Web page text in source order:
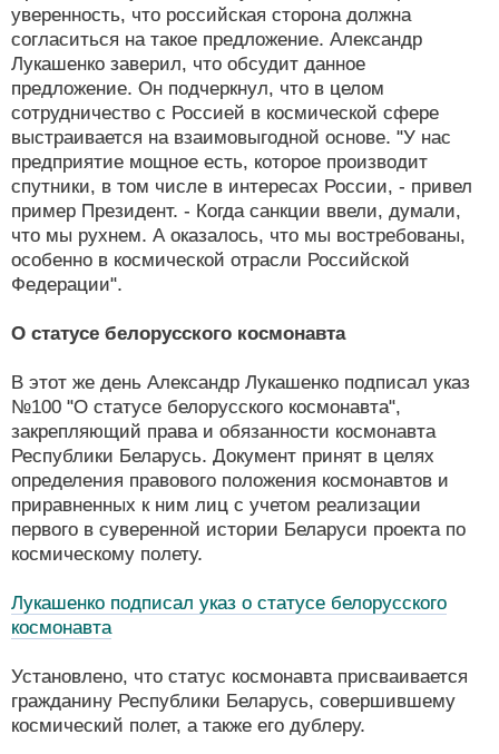
уверенность, что российская сторона должна
согласиться на такое предложение. Александр
Лукашенко заверил, что обсудит данное
предложение. Он подчеркнул, что в целом
сотрудничество с Россией в космической сфере
выстраивается на взаимовыгодной основе. "У нас
предприятие мощное есть, которое производит
спутники, в том числе в интересах России, - привел
пример Президент. - Когда санкции ввели, думали,
что мы рухнем. А оказалось, что мы востребованы,
особенно в космической отрасли Российской
Федерации".
О статусе белорусского космонавта
В этот же день Александр Лукашенко подписал указ
№100 "О статусе белорусского космонавта",
закрепляющий права и обязанности космонавта
Республики Беларусь. Документ принят в целях
определения правового положения космонавтов и
приравненных к ним лиц с учетом реализации
первого в суверенной истории Беларуси проекта по
космическому полету.
Лукашенко подписал указ о статусе белорусского
космонавта
Установлено, что статус космонавта присваивается
гражданину Республики Беларусь, совершившему
космический полет, а также его дублеру.